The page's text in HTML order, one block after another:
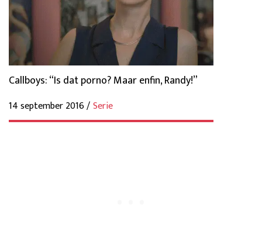
Callboys: “Is dat porno? Maar enfin, Randy!”
14 september 2016 /Serie